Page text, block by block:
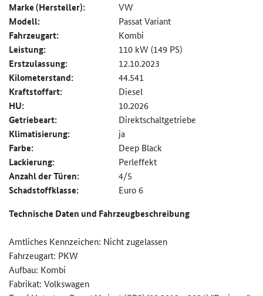
Marke (Hersteller):
VW
Modell: Passat Variant
Fahrzeugart: Kombi
Leistung: 110 kW (149 PS)
Erstzulassung: 12.10.2023
Kilometerstand: 44.541
Kraftstoffart: Diesel
HU: 10.2026
Getriebeart: Direktschaltgetriebe
Klimatisierung: ja
Farbe: Deep Black
Lackierung: Perleffekt
Anzahl der Türen: 4/5
Schadstoffklasse: Euro 6
Technische Daten und Fahrzeugbeschreibung
Amtliches Kennzeichen: Nicht zugelassen
Fahrzeugart: PKW
Aufbau: Kombi
Fabrikat: Volkswagen